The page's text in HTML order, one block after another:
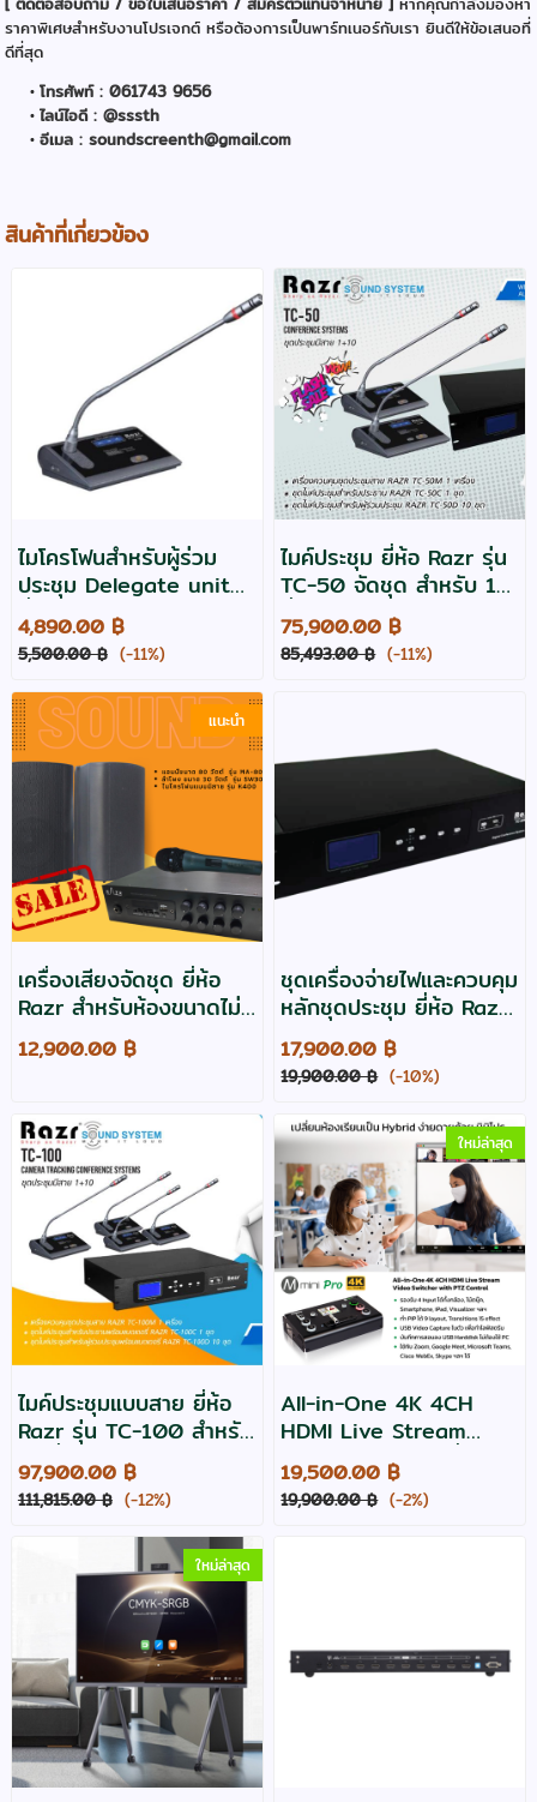
ราคาพิเศษสำหรับงานโปรเจกต์ หรือต้องการเป็นพาร์ทเนอร์กับเรา ยินดีให้ข้อเสนอที่
ดีที่สุด
โทรศัพท์ : 061743 9656
ไลน์ไอดี : @sssth
อีเมล : soundscreenth@gmail.com
สินค้าที่เกี่ยวข้อง
ไมโครโฟนสำหรับผู้ร่วม
ประชุม Delegate unit
ยี่ห้อ Razr รุ่น TC-50D
4,890.00 ฿
5,500.00 ฿ (-11%)
ไมค์ประชุม ยี่ห้อ Razr รุ่น
TC-50 จัดชุด สำหรับ 11
ที่นั่ง
75,900.00 ฿
85,493.00 ฿ (-11%)
แนะนำ
เครื่องเสียงจัดชุด ยี่ห้อ
Razr สำหรับห้องขนาดไม่
เกิน 30 ตารางเมตร
ประกัน 2 ปี
12,900.00 ฿
ชุดเครื่องจ่ายไฟและควบคุม
หลักชุดประชุม ยี่ห้อ Razr
รุ่น TC-50M
17,900.00 ฿
19,900.00 ฿ (-10%)
ไมค์ประชุมแบบสาย ยี่ห้อ
Razr รุ่น TC-100 สำหรับ
11 ที่นั่ง
97,900.00 ฿
111,815.00 ฿ (-12%)
ใหม่ล่าสุด
All-in-One 4K 4CH
HDMI Live Stream
Video Switcher ยี่ห้อ
RGBlink รุ่น M MINI
PRO
19,500.00 ฿
19,900.00 ฿ (-2%)
ใหม่ล่าสุด